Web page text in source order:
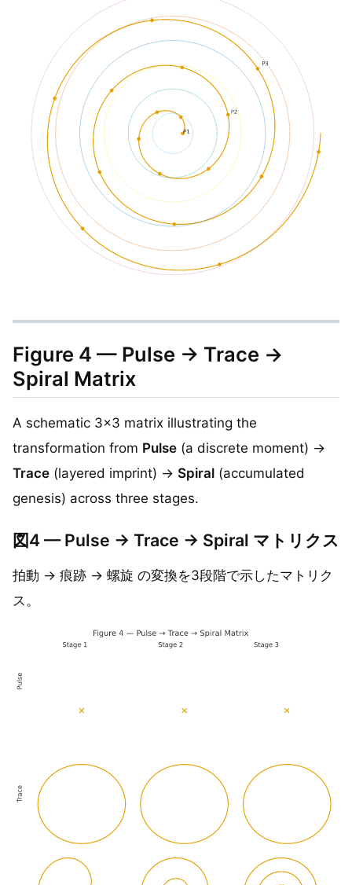
Figure 4 — Pulse → Trace →
Spiral Matrix
A schematic 3×3 matrix illustrating the
transformation from Pulse (a discrete moment) →
Trace (layered imprint) → Spiral (accumulated
genesis) across three stages.
図4 — Pulse → Trace → Spiral マトリクス
拍動 → 痕跡 → 螺旋 の変換を3段階で示したマトリク
ス。